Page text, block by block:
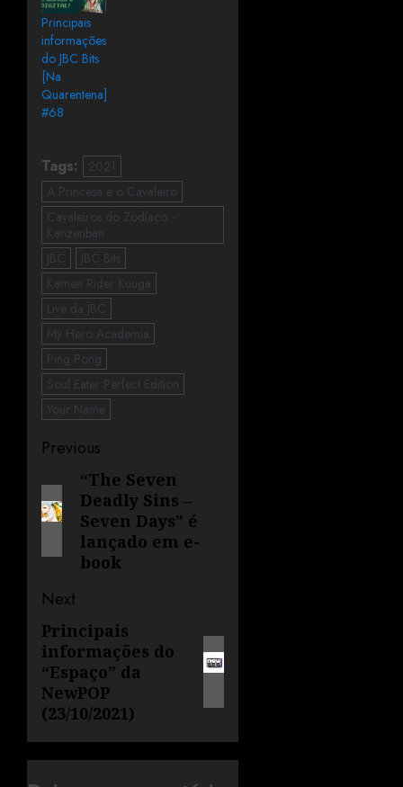
Principais
informações
do JBC Bits
[Na
Quarentena]
#68
Tags:
2021
A Princesa e o Cavaleiro
Cavaleiros do Zodíaco -
Kanzenban
JBC
JBC Bits
Kamen Rider Kuuga
Live da JBC
My Hero Academia
Ping Pong
Soul Eater Perfect Edition
Your Name
Previous
“The Seven
Deadly Sins –
Seven Days” é
lançado em e-
book
Next
Principais
informações do
“Espaço” da
NewPOP
(23/10/2021)